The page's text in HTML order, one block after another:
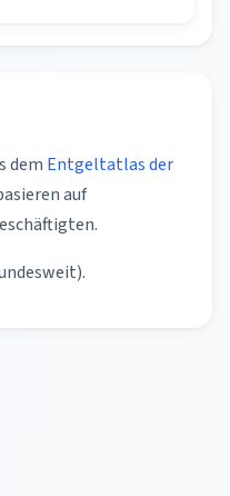
dem Entgeltatlas der
auf